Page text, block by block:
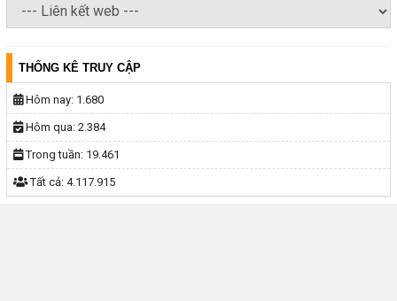
THỐNG KÊ TRUY CẬP
Hôm nay: 1.680
Hôm qua: 2.384
Trong tuần: 19.461
Tất cả: 4.117.915